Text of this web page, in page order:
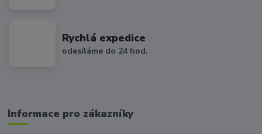
Rychlá expedice
odesíláme do 24 hod.
Informace pro zákazníky